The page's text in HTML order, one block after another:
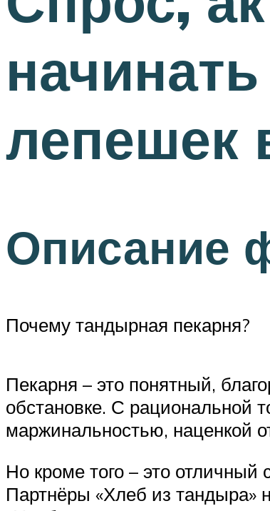
лепешек
Описание
Почему тандырная пекарня?
Пекарня – это понятный,
обстановке. С рациональной
маржинальностью, наценкой
Но кроме того – это
Партнёры «Хлеб из тандыра»